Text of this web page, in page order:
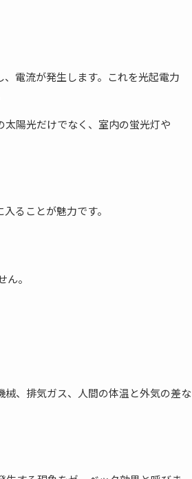
電流が発生します。これを光起電力
陽光だけでなく、室内の蛍光灯や
ることが魅力です。
。
、排気ガス、人間の体温と外気の差な